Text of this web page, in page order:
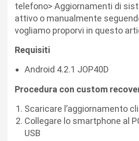
telefono> Aggiornamenti di
attivo o manualmente
vogliamo proporvi in questo
Requisiti
Android 4.2.1 JOP40D
Procedura con custom
Scaricare l’aggiornamento
Collegare lo smartphone al
USB